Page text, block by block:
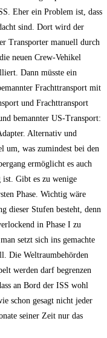
Eher ein Problem ist, dass
sind. Dort wird der
Transporter manuell durch
neuen Crew-Vehikel
Dann müsste ein
Frachttransport mit
und Frachttransport
bemannter US-Transport:
Alternativ und
um, was zumindest bei den
ermöglicht es auch
Gibt es zu wenige
Phase. Wichtig wäre
dieser Stufen besteht, denn
in Phase I zu
setzt sich ins gemachte
Die Weltraumbehörden
werden darf begrenzen
an Bord der ISS wohl
schon gesagt nicht jeder
seiner Zeit nur das